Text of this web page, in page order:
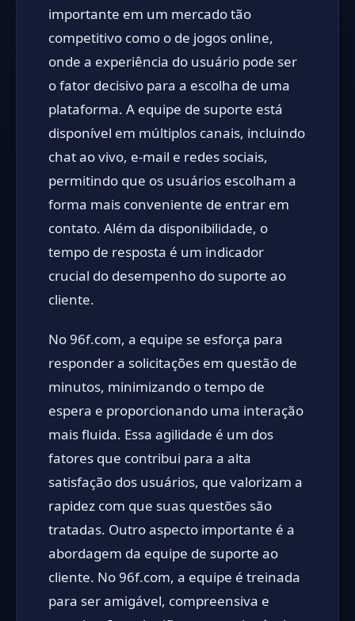
importante em um mercado tão
competitivo como o de jogos online,
onde a experiência do usuário pode ser
o fator decisivo para a escolha de uma
plataforma. A equipe de suporte está
disponível em múltiplos canais, incluindo
chat ao vivo, e-mail e redes sociais,
permitindo que os usuários escolham a
forma mais conveniente de entrar em
contato. Além da disponibilidade, o
tempo de resposta é um indicador
crucial do desempenho do suporte ao
cliente.
No 96f.com, a equipe se esforça para
responder a solicitações em questão de
minutos, minimizando o tempo de
espera e proporcionando uma interação
mais fluida. Essa agilidade é um dos
fatores que contribui para a alta
satisfação dos usuários, que valorizam a
rapidez com que suas questões são
tratadas. Outro aspecto importante é a
abordagem da equipe de suporte ao
cliente. No 96f.com, a equipe é treinada
para ser amigável, compreensiva e